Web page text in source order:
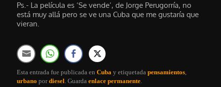
Ps.- La película es ‘Se vende’, de Jorge Perugorría, no
está muy allá pero se ve una Cuba que me gustaría que
vieran.
Esta entrada fue publicada enCuba y etiquetadapensamientos
urbano pordiesel . Guardaenlace permanente